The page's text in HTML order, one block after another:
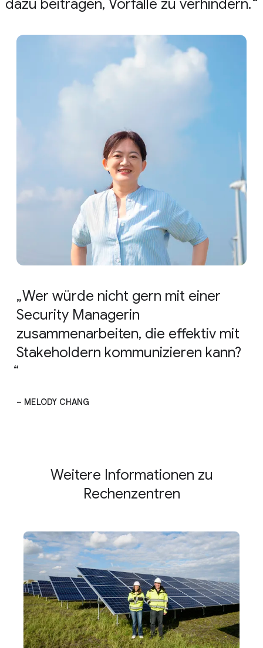
dazu beitragen, Vorfälle zu verhindern.
Wer würde nicht gern mit einer
Security Managerin
zusammenarbeiten, die effektiv mit
Stakeholdern kommunizieren kann?
– MELODY CHANG
Weitere Informationen zu
Rechenzentren